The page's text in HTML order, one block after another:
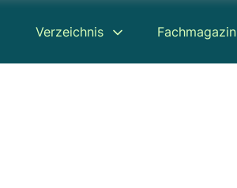
Verzeichnis Fachmagazin